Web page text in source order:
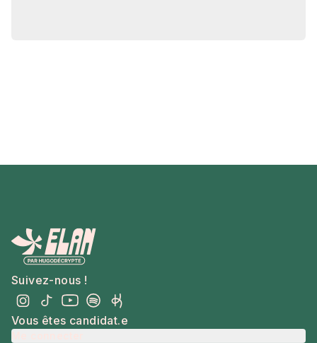
Suivez-nous !
Vous êtes candidat.e